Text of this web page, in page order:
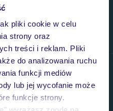
pliki cookie w celu
strony oraz
treści i reklam. Pliki
do analizowania ruchu
funkcji mediów
lub jej wycofanie może
funkcje strony.